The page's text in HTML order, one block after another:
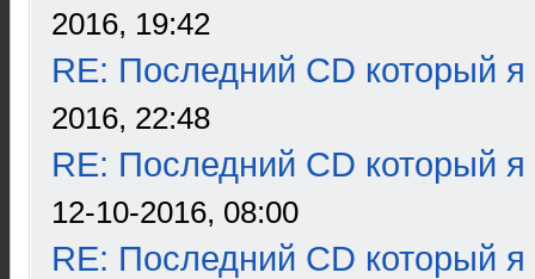
2016, 19:42
RE: Последний CD который я
2016, 22:48
RE: Последний CD который я
12-10-2016, 08:00
RE: Последний CD который я